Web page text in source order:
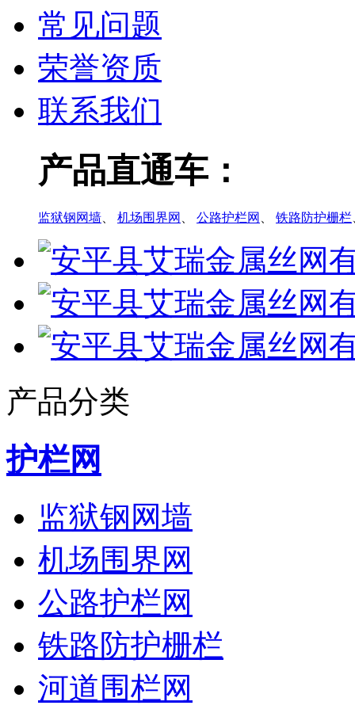
常见问题
荣誉资质
联系我们
产品直通车：
监狱钢网墙 机场围界网 公路护栏网 铁路防护栅栏
产品分类
护栏网
监狱钢网墙
机场围界网
公路护栏网
铁路防护栅栏
河道围栏网